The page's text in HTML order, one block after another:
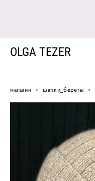
OLGA TEZER
магазин > шапки_береты >